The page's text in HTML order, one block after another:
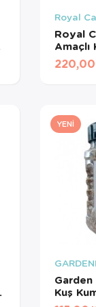
Royal
Royal
Amaçlı
220,00
YENI
Kuş